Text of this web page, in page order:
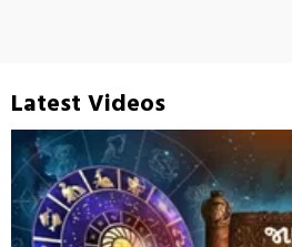
Latest Videos